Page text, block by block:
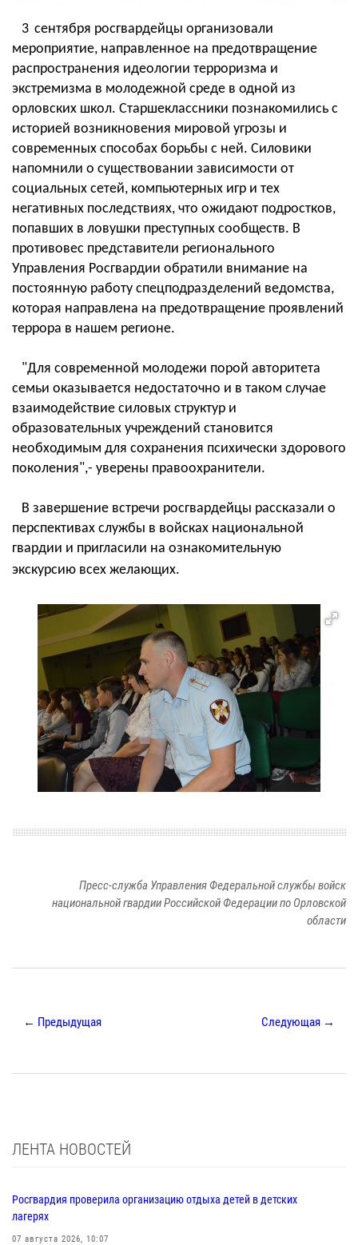
3 сентября росгвардейцы организовали
мероприятие, направленное на предотвращение
распространения идеологии терроризма и
экстремизма в молодежной среде в одной из
орловских школ. Старшеклассники познакомились с
историей возникновения мировой угрозы и
современных способах борьбы с ней. Силовики
напомнили о существовании зависимости от
социальных сетей, компьютерных игр и тех
негативных последствиях, что ожидают подростков,
попавших в ловушки преступных сообществ. В
противовес представители регионального
Управления Росгвардии обратили внимание на
постоянную работу спецподразделений ведомства,
которая направлена на предотвращение проявлений
террора в нашем регионе.
"Для современной молодежи порой авторитета
семьи оказывается недостаточно и в таком случае
взаимодействие силовых структур и
образовательных учреждений становится
необходимым для сохранения психически здорового
поколения",- уверены правоохранители.
В завершение встречи росгвардейцы рассказали о
перспективах службы в войсках национальной
гвардии и пригласили на ознакомительную
экскурсию всех желающих.
Пресс-служба Управления Федеральной службы войск
национальной гвардии Российской Федерации по Орловской
области
← Предыдущая Следующая →
ЛЕНТА НОВОСТЕЙ
Росгвардия проверила организацию отдыха детей в детских
лагерях
07 августа 2026, 10:07